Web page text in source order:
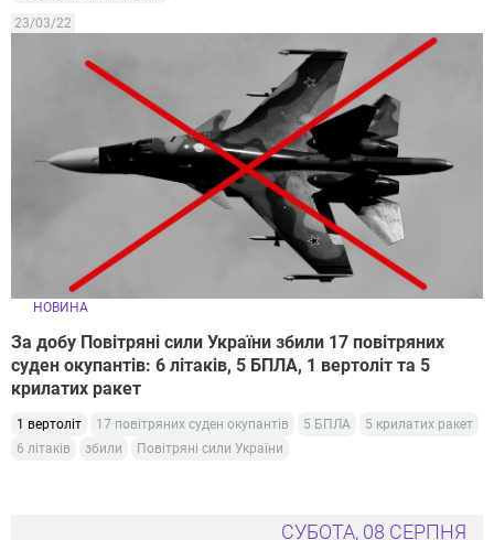
23/03/22
НОВИНА
За добу Повітряні сили України збили 17 повітряних
суден окупантів: 6 літаків, 5 БПЛА, 1 вертоліт та 5
крилатих ракет
1 вертоліт 17 повітряних суден окупантів 5 БПЛА
5 крилатих ракет
6 літаків
збили Повітряні сили України
СУБОТА, 08 СЕРПНЯ